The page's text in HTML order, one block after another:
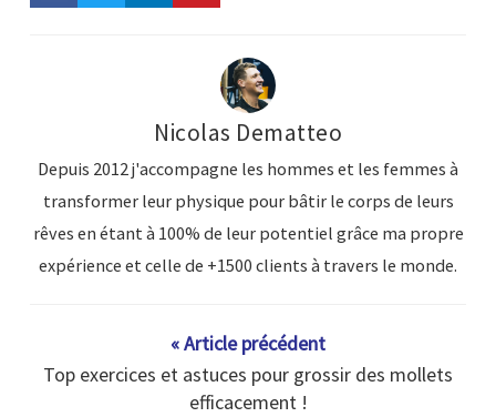
Nicolas Dematteo
Depuis 2012 j'accompagne les hommes et les femmes à
transformer leur physique pour bâtir le corps de leurs
rêves en étant à 100% de leur potentiel grâce ma propre
expérience et celle de +1500 clients à travers le monde.
« Article précédent
Top exercices et astuces pour grossir des mollets
efficacement !